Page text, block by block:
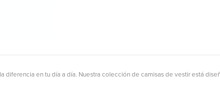
en tu día a día. Nuestra colección de camisas de vestir está